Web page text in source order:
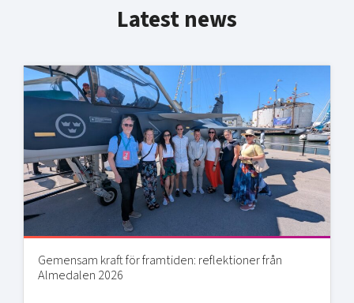
Latest news
Gemensam kraft för framtiden: reflektioner från
Almedalen 2026